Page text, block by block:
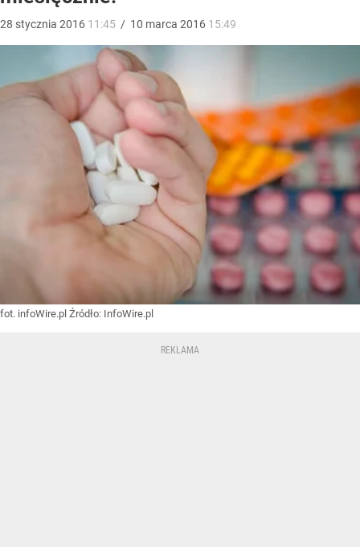
28 stycznia 2016 11:45 / 10 marca 2016 15:49
fot. infoWire.pl Źródło: InfoWire.pl